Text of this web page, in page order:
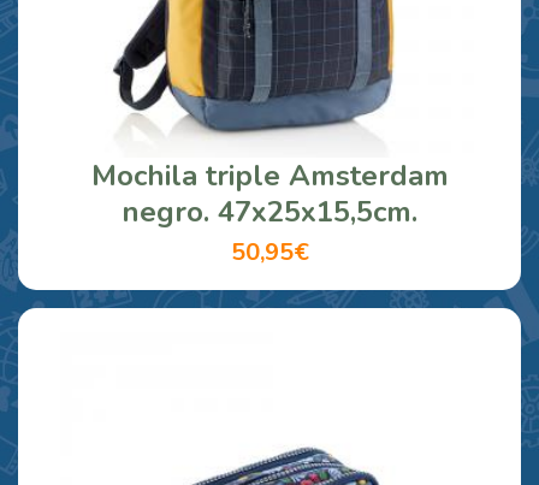
Mochila triple Amsterdam
negro. 47x25x15,5cm.
50,95€